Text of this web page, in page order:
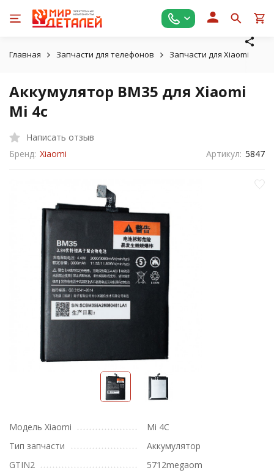
Главная Запчасти для телефонов Запчасти для Xiaomi
Аккумулятор BM35 для Xiaomi
Mi 4c
Написать отзыв
Бренд: Xiaomi Артикул: 5847
Модель Xiaomi
Mi 4C
Тип запчасти
Аккумулятор
GTIN2
5712megaom